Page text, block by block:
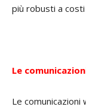
più robusti a
Le
Le